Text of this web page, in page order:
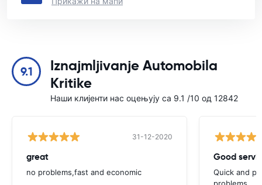
9.1
Iznajmljivanje Automobila
Kritike
Наши клијенти нас оцењују са 9.1 /10 од 12842
31-12-2020
great
no problems,fast and economic
Good
Quick and